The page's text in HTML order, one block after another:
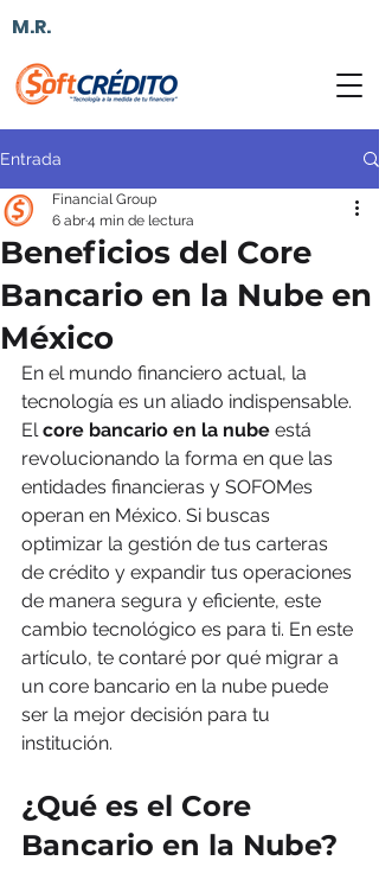
M.R.
Entrada
Beneficios del Core
Bancario en la Nube en
México
Financial Group
6 abr4 min de lectura
En el mundo financiero actual, la
tecnología es un aliado indispensable.
El core bancario en la nube está
revolucionando la forma en que las
entidades financieras y SOFOMes
operan en México. Si buscas
optimizar la gestión de tus carteras
de crédito y expandir tus operaciones
de manera segura y eficiente, este
cambio tecnológico es para ti. En este
artículo, te contaré por qué migrar a
un core bancario en la nube puede
ser la mejor decisión para tu
institución.
¿Qué es el Core
Bancario en la Nube?